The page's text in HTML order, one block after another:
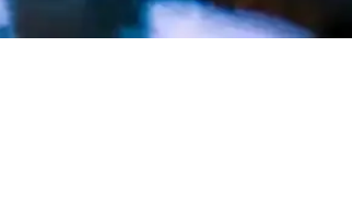
Doğru model ve markalarla tatilinizi daha keyifli